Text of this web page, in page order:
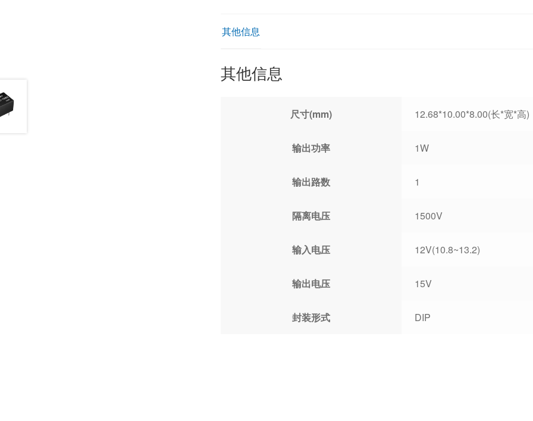
其他信息
其他信息
尺寸(mm) 12.68*10.00*8.00(长*宽*高)
输出功率 1W
输出路数 1
隔离电压 1500V
输入电压 12V(10.8~13.2)
输出电压 15V
封装形式 DIP